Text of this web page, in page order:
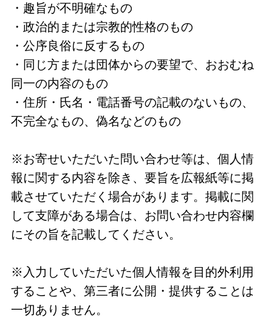
・趣旨が不明確なもの
・政治的または宗教的性格のもの
・公序良俗に反するもの
・同じ方または団体からの要望で、おおむね
同一の内容のもの
・住所・氏名・電話番号の記載のないもの、
不完全なもの、偽名などのもの
※お寄せいただいた問い合わせ等は、個人情
報に関する内容を除き、要旨を広報紙等に掲
載させていただく場合があります。掲載に関
して支障がある場合は、お問い合わせ内容欄
にその旨を記載してください。
※入力していただいた個人情報を目的外利用
することや、第三者に公開・提供することは
一切ありません。